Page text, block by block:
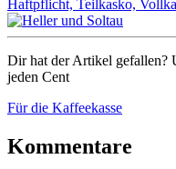
Dir hat der Artikel gefallen?
jeden Cent
Für die Kaffeekasse
Kommentare